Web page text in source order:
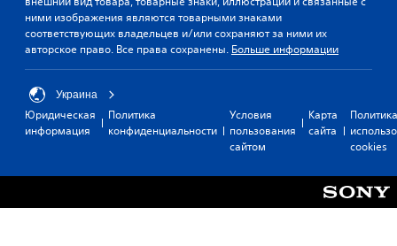
ними изображения являются товарными знаками
соответствующих владельцев и/или сохраняют за ними их
авторское право. Все права сохранены. Больше информации
Украина
Юридическая
информация
Политика
конфиденциальности
Условия
пользования
сайтом
Карта
сайта
Политика
cookies